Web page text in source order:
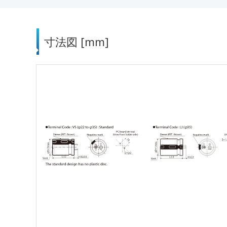
寸法図 [mm]